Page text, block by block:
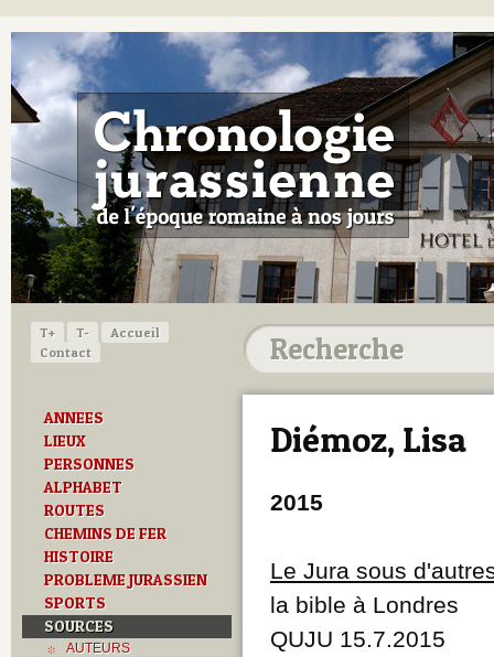
T+ T-
Accueil
Contact
ANNEES
LIEUX
PERSONNES
ALPHABET
ROUTES
CHEMINS DE FER
HISTOIRE
PROBLEME JURASSIEN
SPORTS
SOURCES
AUTEURS
Diémoz, Lisa
2015
Le Jura sous
la bible à Londres
QUJU 15.7.2015